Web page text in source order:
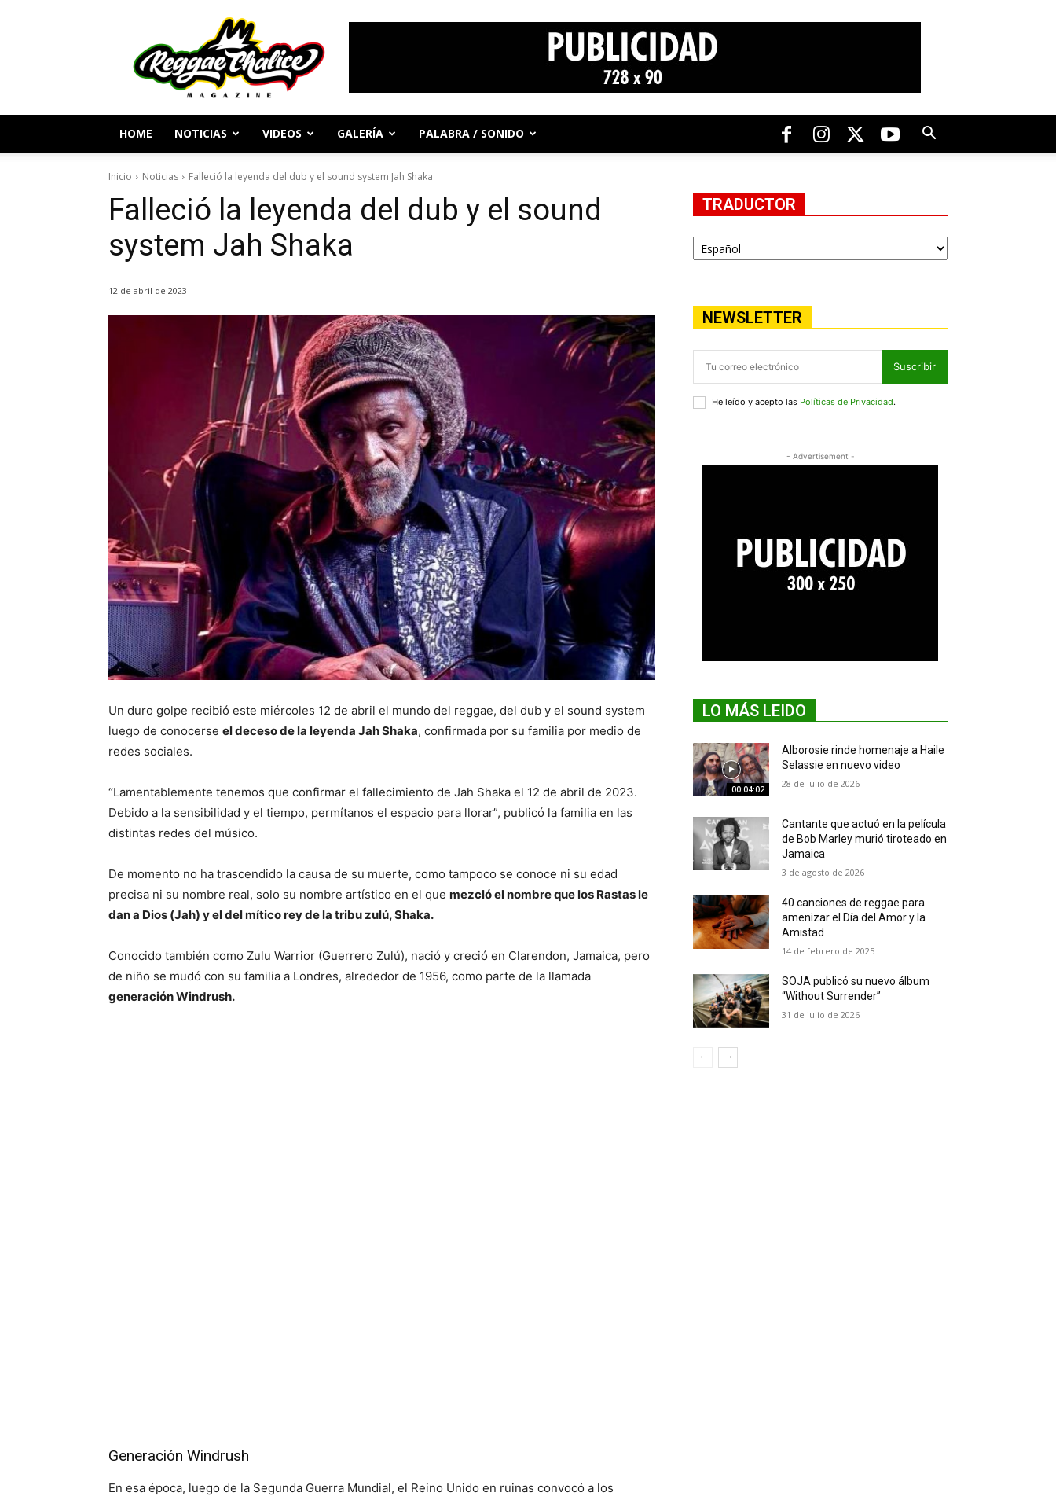
Periodismo
y
Cultura
Reggae
HOME NOTICIAS VIDEOS GALERÍA PALABRA / SONIDO
Inicio Noticias Falleció la leyenda del dub y el sound system Jah Shaka
Falleció la leyenda del dub y el sound
system Jah Shaka
12 de abril de 2023
Un duro golpe recibió este miércoles 12 de abril el mundo del reggae, del dub y el sound system
luego de conocerse el deceso de la leyenda Jah Shaka, confirmada por su familia por medio de
redes sociales.
“Lamentablemente tenemos que confirmar el fallecimiento de Jah Shaka el 12 de abril de 2023.
Debido a la sensibilidad y el tiempo, permítanos el espacio para llorar”, publicó la familia en las
distintas redes del músico.
De momento no ha trascendido la causa de su muerte, como tampoco se conoce ni su edad
precisa ni su nombre real, solo su nombre artístico en el que mezcló el nombre que los Rastas le
dan a Dios (Jah) y el del mítico rey de la tribu zulú, Shaka.
Conocido también como Zulu Warrior (Guerrero Zulú), nació y creció en Clarendon, Jamaica, pero
de niño se mudó con su familia a Londres, alrededor de 1956, como parte de la llamada
generación Windrush.
Generación Windrush
En esa época, luego de la Segunda Guerra Mundial, el Reino Unido en ruinas convocó a los
TRADUCTOR
NEWSLETTER
Suscribir
He leído y acepto las Políticas de Privacidad.
- Advertisement -
LO MÁS LEIDO
00:04:02
Alborosie rinde homenaje a Haile
Selassie en nuevo video
28 de julio de 2026
Cantante que actuó en la película
de Bob Marley murió tiroteado en
Jamaica
3 de agosto de 2026
40 canciones de reggae para
amenizar el Día del Amor y la
Amistad
14 de febrero de 2025
SOJA publicó su nuevo álbum
“Without Surrender”
31 de julio de 2026